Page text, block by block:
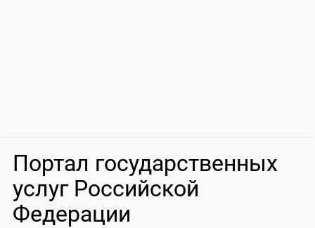
Портал государственных
услуг Российской
Федерации